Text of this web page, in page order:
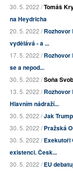
30. 5. 2022 /Tomáš
na Heydricha
20. 5. 2022 /
vydělává - a ...
17. 5. 2022 /Rozhovor
se a nepod...
30. 5. 2022 /Soňa
13. 5. 2022 /
Hlavním nádraží...
30. 5. 2022 /Jak
30. 5. 2022 /Pražská
30. 5. 2022 /Exekutoři
existenci. Česk...
30. 5. 2022 /EU